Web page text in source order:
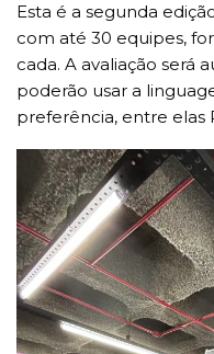
Esta é a segunda
com até 30 equipes,
cada. A avaliação será
poderão usar a
preferência, entre elas